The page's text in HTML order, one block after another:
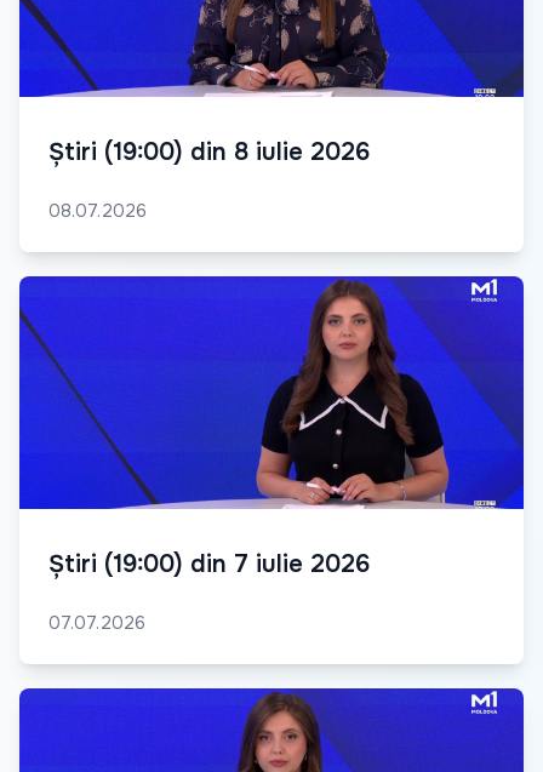
Știri (19:00) din 8 iulie 2026
08.07.2026
Știri (19:00) din 7 iulie 2026
07.07.2026